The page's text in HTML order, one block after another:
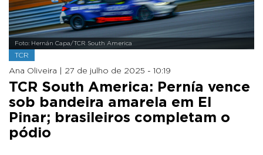
Foto: Hernán Capa/TCR South America
TCR
Ana Oliveira | 27 de julho de 2025 - 10:19
TCR South America: Pernía vence
sob bandeira amarela em El
Pinar; brasileiros completam o
pódio